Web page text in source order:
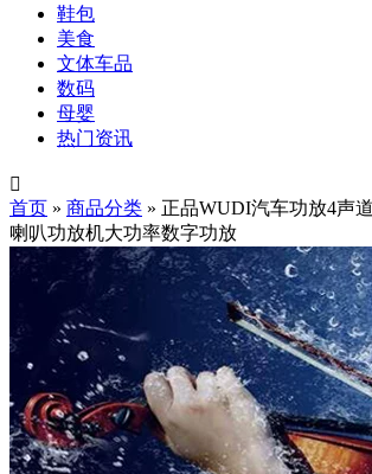
鞋包
美食
文体车品
数码
母婴
热门资讯

首页 » 商品分类 » 正品WUDI汽车功放4声
喇叭功放机大功率数字功放